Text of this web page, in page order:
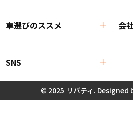
車選びのススメ 会
SNS
© 2025 リバティ. Designed